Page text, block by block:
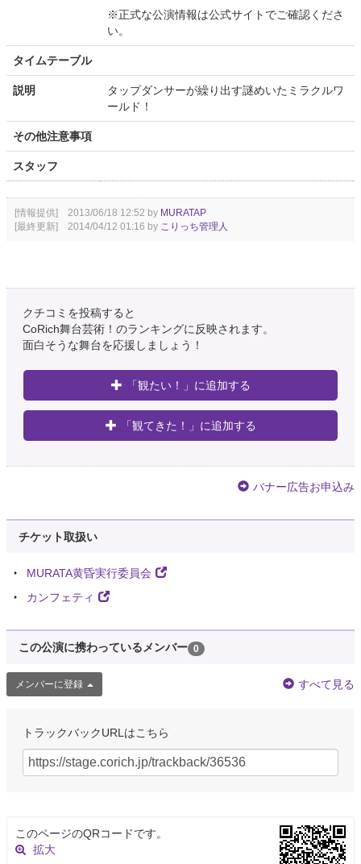
※正式な公演情報は公式サイトでご確認くださ
い。
タイムテーブル
説明
タップダンサーが繰り出す謎めいたミラクルワ
ールド！
その他注意事項
スタッフ
[情報提供] 2013/06/18 12:52 by MURATAP
[最終更新] 2014/04/12 01:16 by こりっち管理人
クチコミを投稿すると
CoRich舞台芸術！のランキングに反映されます。
面白そうな舞台を応援しましょう！
「観たい！」に追加する
「観てきた！」に追加する
バナー広告お申込み
チケット取扱い
MURATA黄昏実行委員会
カンフェティ
この公演に携わっているメンバー 0
メンバーに登録 すべて見る
トラックバックURLはこちら
このページのQRコードです。
拡大